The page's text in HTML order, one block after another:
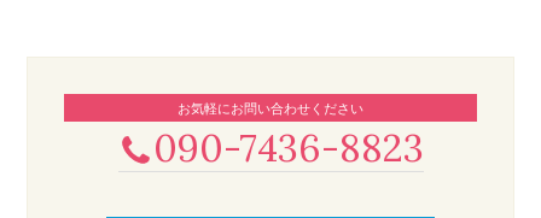
お気軽にお問い合わせください
090-7436-8823